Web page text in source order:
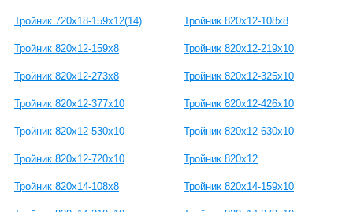
Тройник 720x18-159x12(14) Тройник 820x12-108x8
Тройник 820x12-159x8 Тройник 820x12-219x10
Тройник 820x12-273x8 Тройник 820x12-325x10
Тройник 820x12-377x10 Тройник 820x12-426x10
Тройник 820x12-530x10 Тройник 820x12-630x10
Тройник 820x12-720x10 Тройник 820x12
Тройник 820x14-108x8 Тройник 820x14-159x10